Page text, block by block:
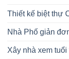
Thiết kế biệt thự
Nhà Phố giản
Xây nhà xem